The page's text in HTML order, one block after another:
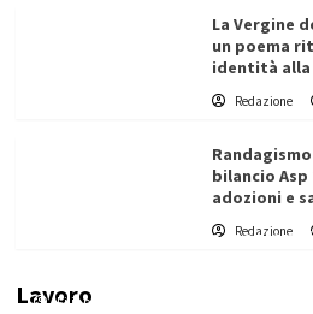
La Vergine
un poema
identità alla
Redazione
bilancio
adozioni e
Redazione
Lavoro
L’ingegnere saccense
di un progetto
Filippo Cardinale